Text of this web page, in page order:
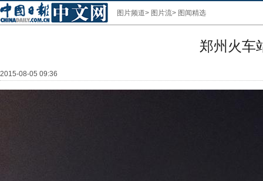
图片频道> 图片流> 图闻精选
郑州火车
2015-08-05 09:36